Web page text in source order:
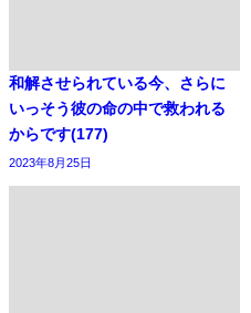
和解させられている今、さらに
いっそう彼の命の中で救われる
からです(177)
2023年8月25日